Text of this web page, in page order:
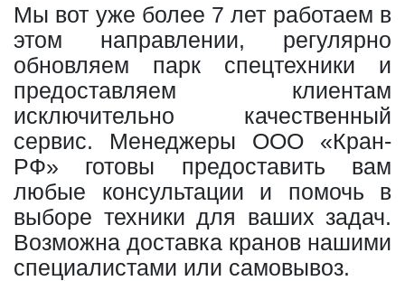
Мы вот уже более 7 лет работаем в
этом направлении, регулярно
обновляем парк спецтехники и
предоставляем клиентам
исключительно качественный
сервис. Менеджеры ООО «Кран-
РФ» готовы предоставить вам
любые консультации и помочь в
выборе техники для ваших задач.
Возможна доставка кранов нашими
специалистами или самовывоз.